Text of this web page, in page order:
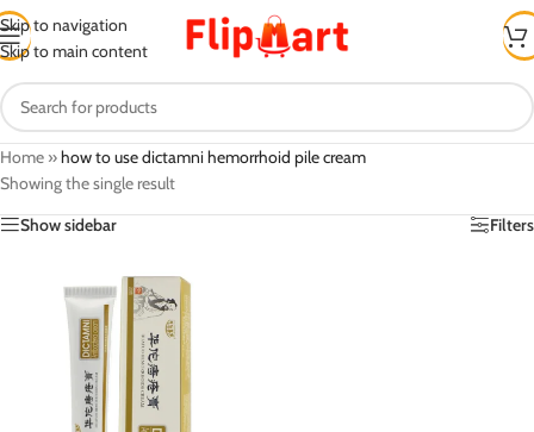
Skip to navigation
Skip to main content
Home »how to use dictamni hemorrhoid pile cream
Showing the single result
Show sidebar
Filters